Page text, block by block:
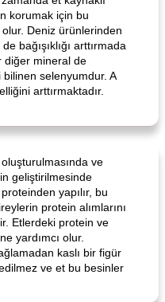
korumak için bu
olur. Deniz ürünlerinden
bağışıklığı arttırmada
diğer mineral de
bilinen selenyumdur. A
arttırmaktadır.
ve
geliştirilmesinde
yapılır, bu
protein alımlarını
Etlerdeki protein ve
yardımcı olur.
kaslı bir figür
ve et bu besinler